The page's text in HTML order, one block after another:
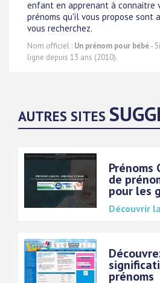
enfant en apprenant à connaitre
prénoms qu'il vous propose sont
vous recherchez.
Nom officiel : Un prénom pour bébé-
ligne depuis 13 ans (2010).
AUTRES SITES
Prénoms
de
pour les
Découvrir
prénoms